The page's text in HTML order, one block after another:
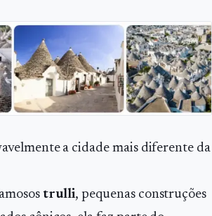
a cidade mais diferente da
trulli, pequenas construções